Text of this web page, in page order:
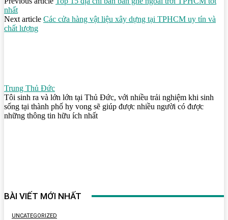
nhất
Next article Các cửa hàng vật liệu xây dựng tại TPHCM uy tín và
chất lượng
Trung Thủ Đức
Tôi sinh ra và lớn lớn tại Thủ Đức, với nhiều trải nghiệm khi sinh
sống tại thành phố hy vong sẽ giúp được nhiều người có được
những thông tin hữu ích nhất
BÀI VIẾT MỚI NHẤT
UNCATEGORIZED